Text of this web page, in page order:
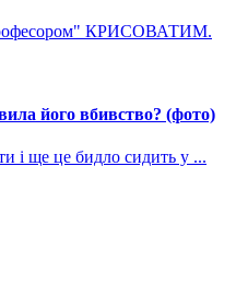
КРИСОВАТИМ.
його вбивство? (фото)
і ще це бидло сидить у ...